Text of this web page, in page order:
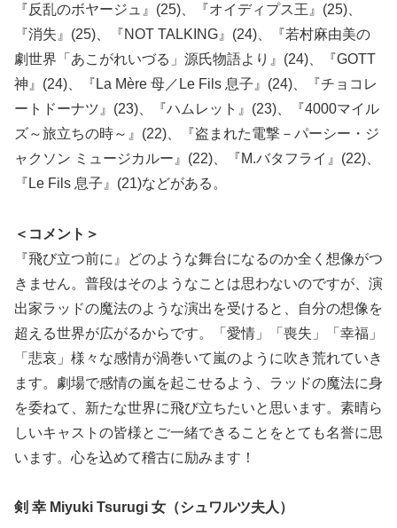
『反乱のボヤージュ』(25)、『オイディプス王』(25)、
『消失』(25)、『NOT TALKING』(24)、『若村麻由美の
劇世界「あこがれいづる」源氏物語より』(24)、『GOTT
神』(24)、『La Mère 母／Le Fils 息子』(24)、『チョコレ
ートドーナツ』(23)、『ハムレット』(23)、『4000マイル
ズ～旅立ちの時～』(22)、『盗まれた電撃－パーシー・ジ
ャクソン ミュージカルー』(22)、『M.バタフライ』(22)、
『Le Fils 息子』(21)などがある。
＜コメント＞
『飛び立つ前に』どのような舞台になるのか全く想像がつ
きません。普段はそのようなことは思わないのですが、演
出家ラッドの魔法のような演出を受けると、自分の想像を
超える世界が広がるからです。「愛情」「喪失」「幸福」
「悲哀」様々な感情が渦巻いて嵐のように吹き荒れていき
ます。劇場で感情の嵐を起こせるよう、ラッドの魔法に身
を委ねて、新たな世界に飛び立ちたいと思います。素晴ら
しいキャストの皆様とご一緒できることをとても名誉に思
います。心を込めて稽古に励みます！
剣 幸 Miyuki Tsurugi 女（シュワルツ夫人）